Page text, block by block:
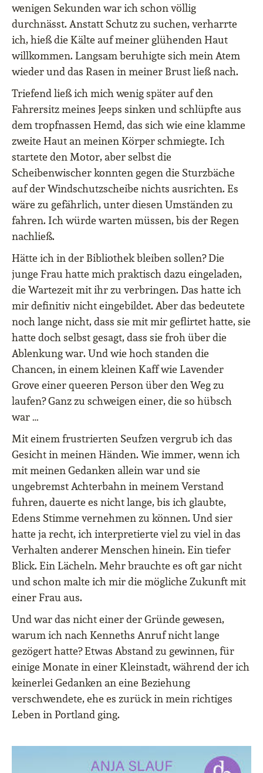
wenigen Sekunden war ich schon völlig
durchnässt. Anstatt Schutz zu suchen, verharrte
ich, hieß die Kälte auf meiner glühenden Haut
willkommen. Langsam beruhigte sich mein Atem
wieder und das Rasen in meiner Brust ließ nach.
Triefend ließ ich mich wenig später auf den
Fahrersitz meines Jeeps sinken und schlüpfte aus
dem tropfnassen Hemd, das sich wie eine klamme
zweite Haut an meinen Körper schmiegte. Ich
startete den Motor, aber selbst die
Scheibenwischer konnten gegen die Sturzbäche
auf der Windschutzscheibe nichts ausrichten. Es
wäre zu gefährlich, unter diesen Umständen zu
fahren. Ich würde warten müssen, bis der Regen
nachließ.
Hätte ich in der Bibliothek bleiben sollen? Die
junge Frau hatte mich praktisch dazu eingeladen,
die Wartezeit mit ihr zu verbringen. Das hatte ich
mir definitiv nicht eingebildet. Aber das bedeutete
noch lange nicht, dass sie mit mir geflirtet hatte, sie
hatte doch selbst gesagt, dass sie froh über die
Ablenkung war. Und wie hoch standen die
Chancen, in einem kleinen Kaff wie Lavender
Grove einer queeren Person über den Weg zu
laufen? Ganz zu schweigen einer, die so hübsch
war …
Mit einem frustrierten Seufzen vergrub ich das
Gesicht in meinen Händen. Wie immer, wenn ich
mit meinen Gedanken allein war und sie
ungebremst Achterbahn in meinem Verstand
fuhren, dauerte es nicht lange, bis ich glaubte,
Edens Stimme vernehmen zu können. Und sier
hatte ja recht, ich interpretierte viel zu viel in das
Verhalten anderer Menschen hinein. Ein tiefer
Blick. Ein Lächeln. Mehr brauchte es oft gar nicht
und schon malte ich mir die mögliche Zukunft mit
einer Frau aus.
Und war das nicht einer der Gründe gewesen,
warum ich nach Kenneths Anruf nicht lange
gezögert hatte? Etwas Abstand zu gewinnen,für
einige Monate in einer Kleinstadt, während der ich
keinerlei Gedanken an eine Beziehung
verschwendete, ehe es zurück in mein richtiges
Leben in Portland ging.